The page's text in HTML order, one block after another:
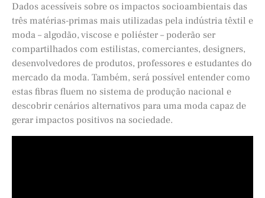
Dados acessíveis sobre os impactos socioambientais das
três matérias-primas mais utilizadas pela indústria têxtil e
moda – algodão, viscose e poliéster – poderão ser
compartilhados com estilistas, comerciantes, designers,
desenvolvedores de produtos, professores e estudantes do
mercado da moda. Também, será possível entender como
estas fibras fluem no sistema de produção nacional e
descobrir cenários alternativos para uma moda capaz de
gerar impactos positivos na sociedade.